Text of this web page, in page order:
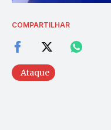
COMPARTILHAR
Ataque